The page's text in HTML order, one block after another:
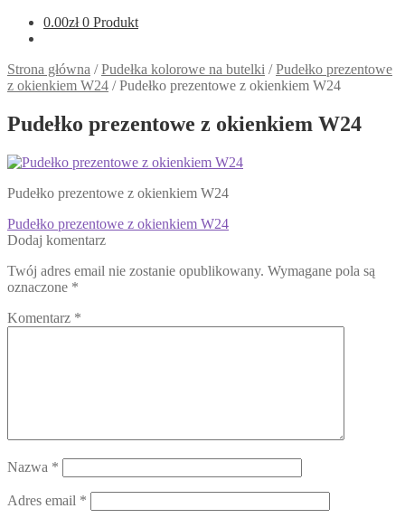
0.00zł 0 Produkt
Strona główna /Pudełka kolorowe na butelki /Pudełko prezentowe
z okienkiem W24 /Pudełko prezentowe z okienkiem W24
Pudełko prezentowe z okienkiem W24
Pudełko prezentowe z okienkiem W24
Nawigacja
wpisu
Poprzedni
wpis:
Pudełko prezentowe z okienkiem W24
Dodaj komentarz
Twój adres email nie zostanie opublikowany. Wymagane pola są
oznaczone *
Komentarz *
Nazwa *
Adres email *